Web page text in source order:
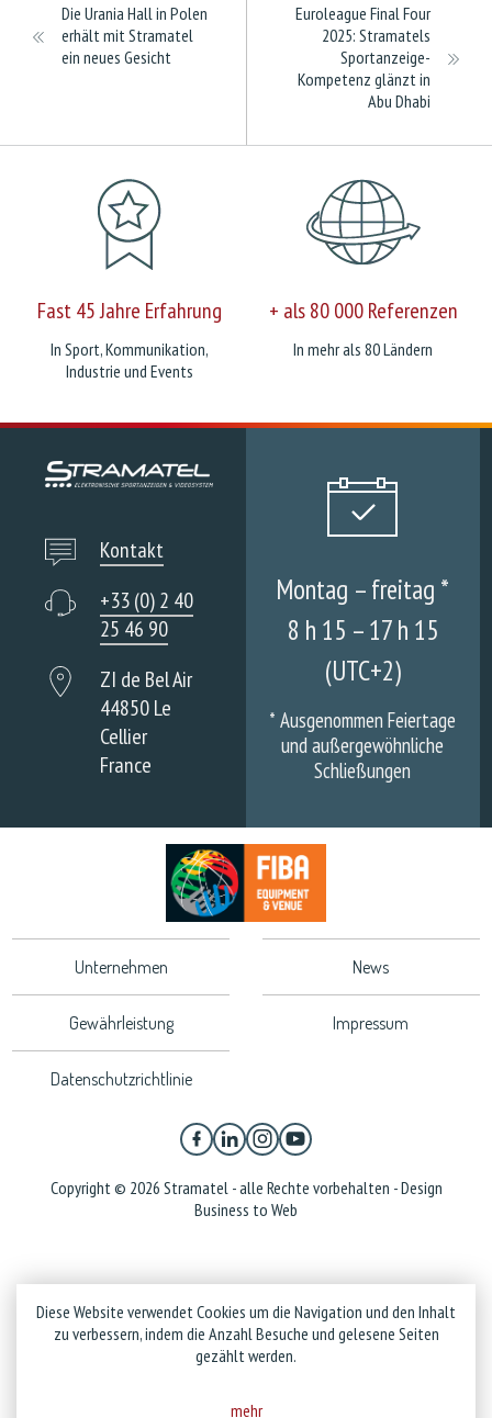
Die Urania Hall in Polen
erhält mit Stramatel
ein neues Gesicht
Euroleague Final Four
2025: Stramatels
Sportanzeige-
Kompetenz glänzt in
Abu Dhabi
Fast 45 Jahre Erfahrung
In Sport, Kommunikation,
Industrie und Events
+ als 80 000 Referenzen
In mehr als 80 Ländern
Kontakt
+33 (0) 2 40
25 46 90
ZI de Bel Air
44850 Le
Cellier
France
Montag – freitag *
8 h 15 – 17 h 15
(UTC+2)
*Ausgenommen Feiertage
und außergewöhnliche
Schließungen
Unternehmen News
Gewährleistung Impressum
Datenschutzrichtlinie
Copyright © 2026 Stramatel - alle Rechte vorbehalten - Design
Business to Web
Diese Website verwendet Cookies um die Navigation und den Inhalt
zu verbessern, indem die Anzahl Besuche und gelesene Seiten
gezählt werden.
mehr